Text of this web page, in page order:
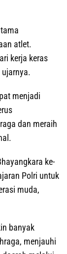
atlet.
kerja keras
ujarnya.
menjadi
dan meraih
ke-
Polri untuk
muda,
banyak
menjauhi